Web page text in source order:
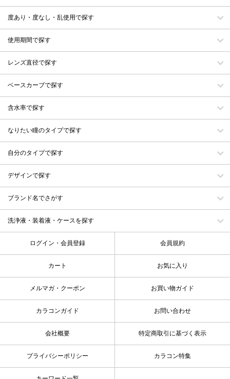
度あり・度なし・乱使用で探す
使用期間で探す
レンズ直径で探す
ベースカーブで探す
含水率で探す
なりたい瞳のタイプで探す
自分のタイプで探す
デザインで探す
ブランド名でさがす
洗浄液・装着液・ケースを探す
ログイン・会員登録 会員規約
カート お気に入り
メルマガ・クーポン お買い物ガイド
カラコンガイド お問い合わせ
会社概要 特定商取引に基づく表示
プライバシーポリシー カラコン特集